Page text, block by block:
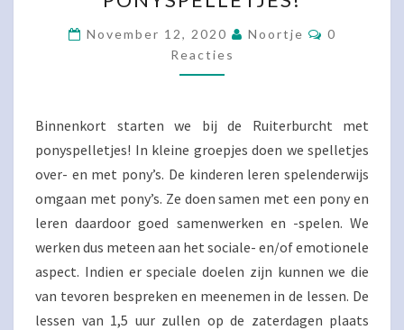
November 12, 2020 Noortje Reacties
0
Reacties
Binnenkort starten we bij de Ruiterburcht met
ponyspelletjes! In kleine groepjes doen we spelletjes
over- en met pony’s. De kinderen leren spelenderwijs
omgaan met pony’s. Ze doen samen met een pony en
leren daardoor goed samenwerken en -spelen. We
werken dus meteen aan het sociale- en/of emotionele
aspect. Indien er speciale doelen zijn kunnen we die
van tevoren bespreken en meenemen in de lessen. De
lessen van 1,5 uur zullen op de zaterdagen plaats